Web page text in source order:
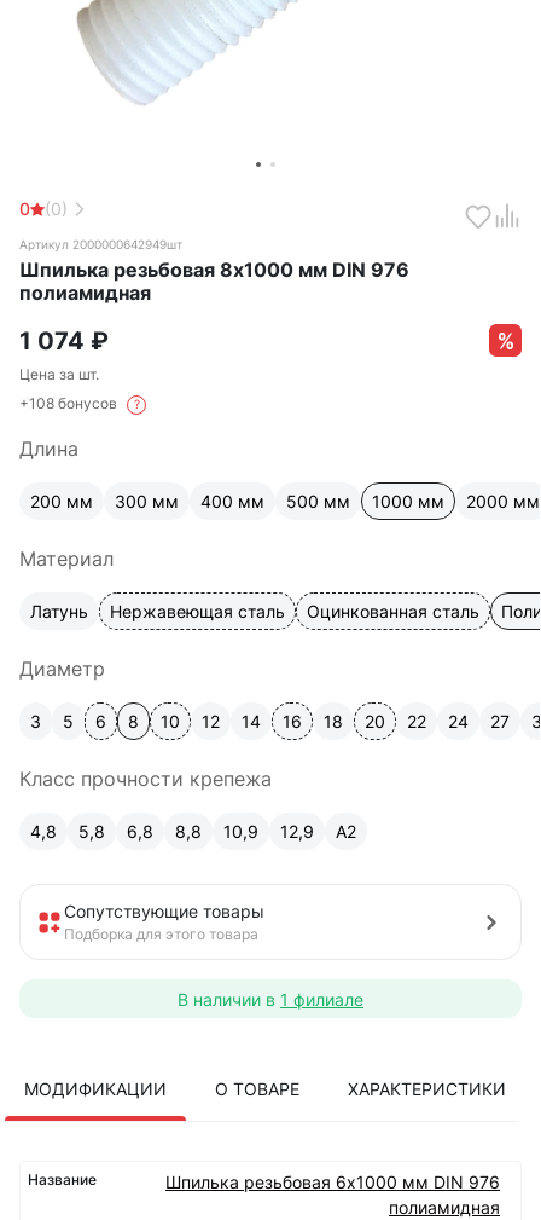
0 (0)
Артикул 2000000642949шт
Шпилька резьбовая 8х1000 мм DIN 976
полиамидная
1 074 ₽
Цена за шт.
+108 бонусов
?
Длина
200 мм 300 мм 400 мм 500 мм 1000 мм 2000 мм
Материал
Латунь Нержавеющая сталь Оцинкованная сталь
Диаметр
3 5 6 8 10 12 14 16 18 20 22 24 27
Класс прочности крепежа
4,8 5,8 6,8 8,8 10,9 12,9 A2
Сопутствующие товары
Подборка для этого товара
В наличии в 1 филиале
МОДИФИКАЦИИ О ТОВАРЕ ХАРАКТЕРИСТИКИ
Шпилька резьбовая 6х1000 мм DIN 976
полиамидная